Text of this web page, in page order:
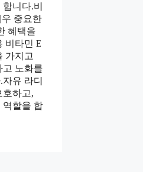
니다.비
중요한
혜택을
비타민 E
가지고
고 노화를
유 라디
호하고,
역할을 합